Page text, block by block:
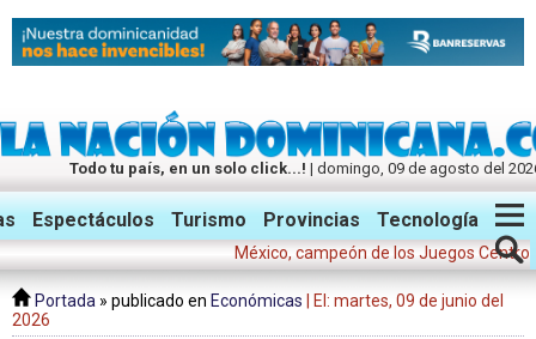
Todo tu país, en un solo click...! | domingo, 09 de agosto del
Twitter Facebook Instagram
Espectáculos Turismo Provincias Tecnología
México, campeón de los Juegos
Portada » publicado en Económicas
| El: martes, 09 de junio del
2026